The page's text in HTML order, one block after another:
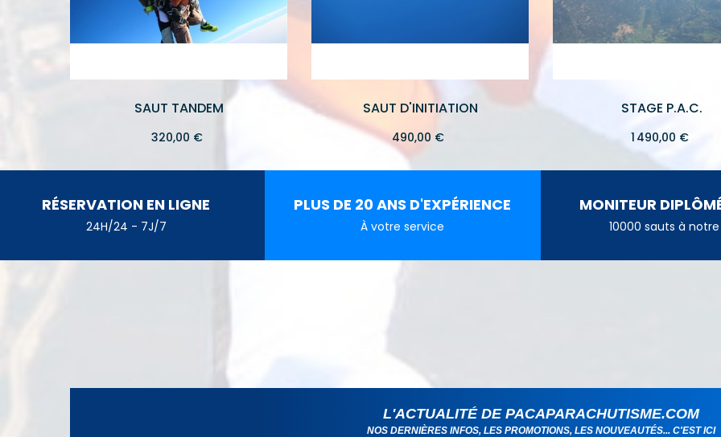
SAUT TANDEM
Prix
320,00 €
SAUT D'INITIATION
Prix
490,00 €
STAGE P.A.C.
Prix
1 490,00 €
RÉSERVATION EN LIGNE
24H/24 - 7J/7
PLUS DE 20 ANS D'EXPÉRIENCE
À votre service
MONITEUR
10000 sauts à
L'ACTUALITÉ DE PACAPARACHUTISME.COM
NOS DERNIÈRES INFOS, LES PROMOTIONS, LES NOUVEAUTÉS... C'EST ICI